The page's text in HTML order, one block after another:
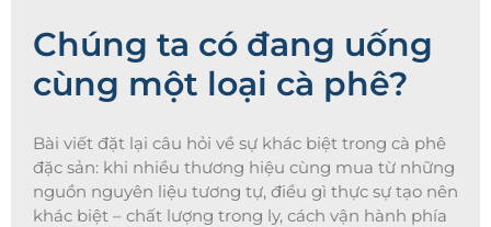
Chúng ta có đang uống
cùng một loại cà phê?
Bài viết đặt lại câu hỏi về sự khác biệt trong cà phê
đặc sản: khi nhiều thương hiệu cùng mua từ những
nguồn nguyên liệu tương tự, điều gì thực sự tạo nên
khác biệt – chất lượng trong ly, cách vận hành phía